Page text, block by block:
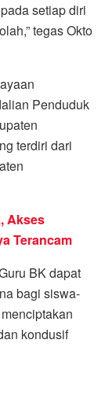
setiap diri
tegas Okto
Penduduk
terdiri dari
Akses
Terancam
BK dapat
bagi siswa-
kondusif